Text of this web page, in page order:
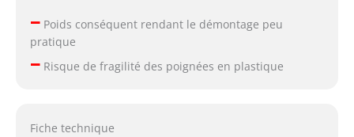
–Poids conséquent rendant le démontage peu
pratique
–Risque de fragilité des poignées en plastique
Fiche technique